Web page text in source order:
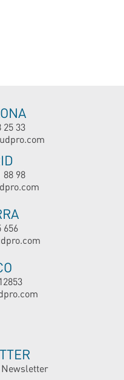
25 33
88 98
656